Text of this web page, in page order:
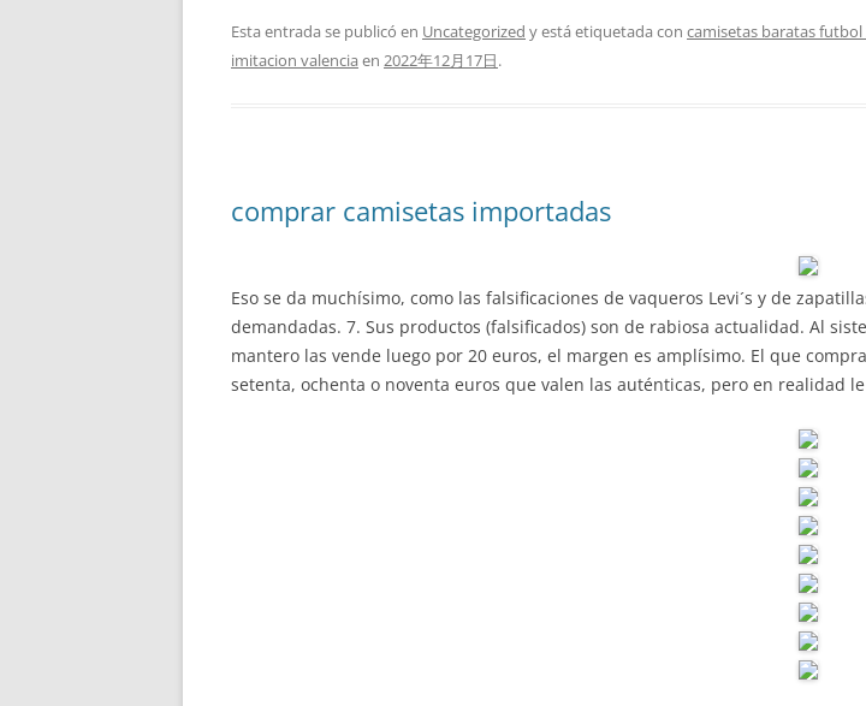
Esta entrada se publicó en Uncategorized y está etiquetada con camisetas baratas futbol
imitacion valencia en 2022年12月17日.
comprar camisetas importadas
Eso se da muchísimo, como las falsificaciones de vaqueros Levi´s y de
demandadas. 7. Sus productos (falsificados) son de rabiosa actualidad. Al
mantero las vende luego por 20 euros, el margen es amplísimo. El que
setenta, ochenta o noventa euros que valen las auténticas, pero en realidad